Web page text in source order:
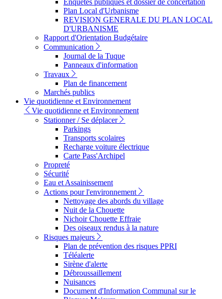
Enquêtes publiques et dossier de concertation
Plan Local d'Urbanisme
REVISION GENERALE DU PLAN LOCAL
D'URBANISME
Rapport d'Orientation Budgétaire
Communication
Journal de la Tuque
Panneaux d'information
Travaux
Plan de financement
Marchés publics
Vie quotidienne et Environnement
Vie quotidienne et Environnement
Stationner / Se déplacer
Parkings
Transports scolaires
Recharge voiture électrique
Carte Pass'Archipel
Propreté
Sécurité
Eau et Assainissement
Actions pour l'environnement
Nettoyage des abords du village
Nuit de la Chouette
Nichoir Chouette Effraie
Des oiseaux rendus à la nature
Risques majeurs
Plan de prévention des risques PPRI
Téléalerte
Sirène d'alerte
Débroussaillement
Nuisances
Document d'Information Communal sur le